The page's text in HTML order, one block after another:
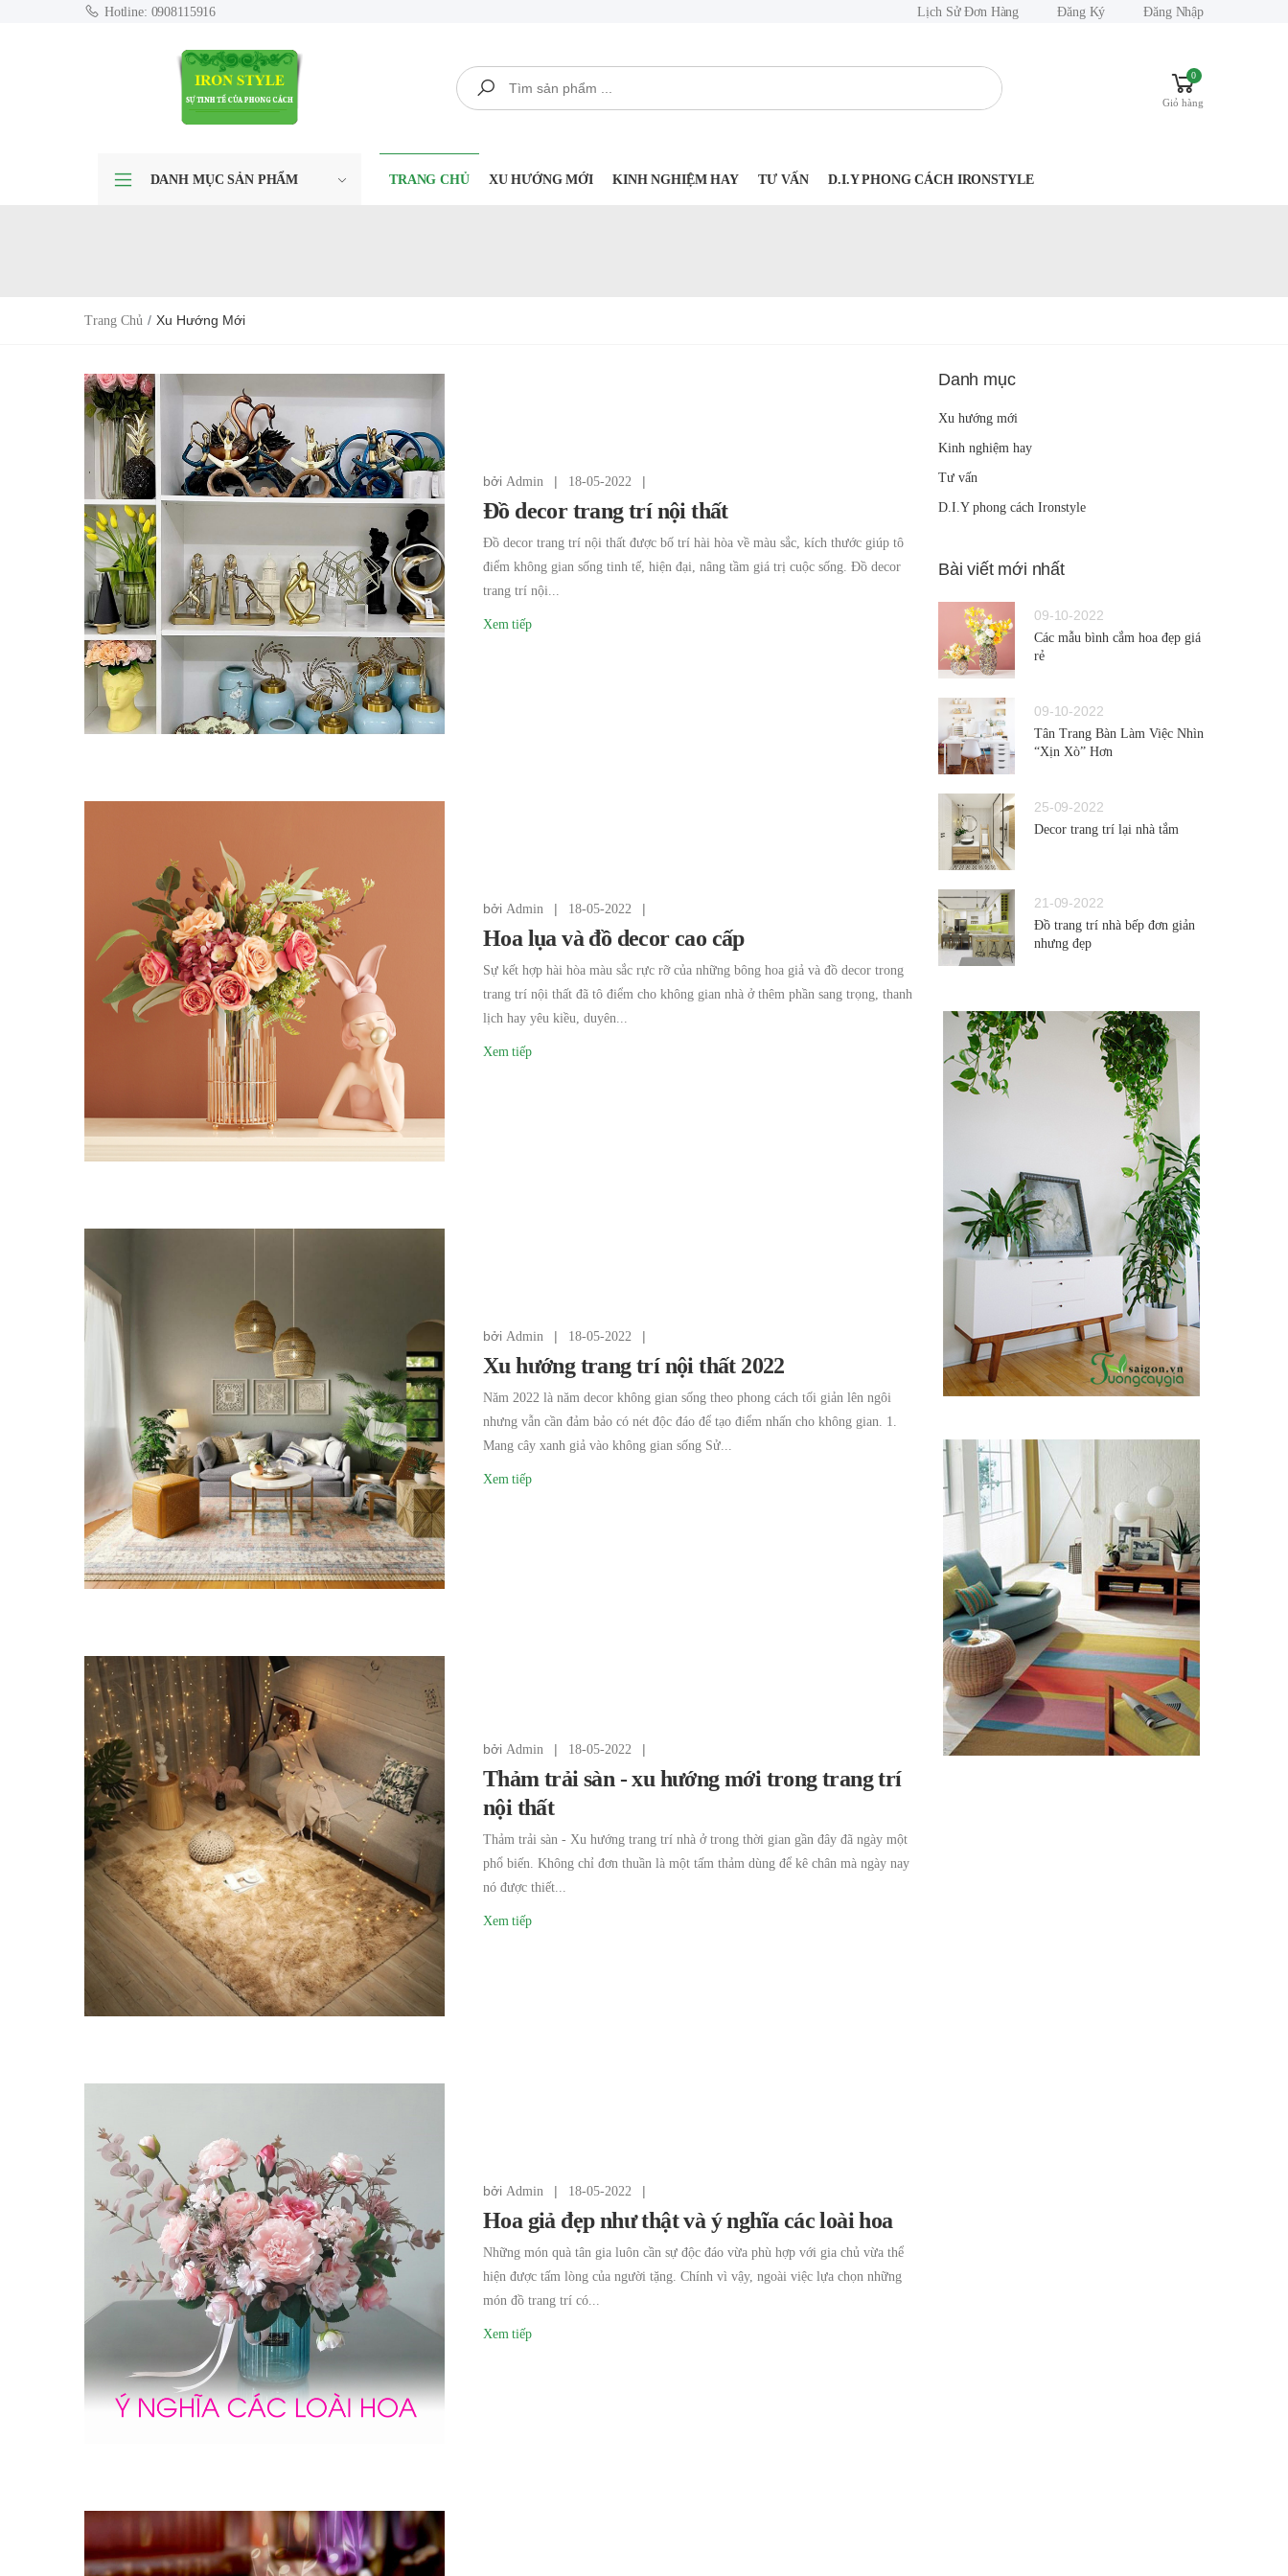
Hotline: 0908115916 Lịch Sử Đơn Hàng Đăng Ký Đăng Nhập
Tìm kiếm 0
Giỏ hàng
DANH MỤC SẢN PHẨM TRANG CHỦ XU HƯỚNG MỚI KINH NGHIỆM HAY TƯ VẤN D.I.Y PHONG CÁCH IRONSTYLE
Trang Chủ Xu Hướng Mới
bởi Admin | 18-05-2022 |
Đồ decor trang trí nội thất
Đồ decor trang trí nội thất được bố trí hài hòa về màu sắc, kích thước giúp tô
điểm không gian sống tinh tế, hiện đại, nâng tầm giá trị cuộc sống. Đồ decor
trang trí nội...
Xem tiếp
bởi Admin | 18-05-2022 |
Hoa lụa và đồ decor cao cấp
Sự kết hợp hài hòa màu sắc rực rỡ của những bông hoa giả và đồ decor trong
trang trí nội thất đã tô điểm cho không gian nhà ở thêm phần sang trọng, thanh
lịch hay yêu kiều, duyên...
Xem tiếp
bởi Admin | 18-05-2022 |
Xu hướng trang trí nội thất 2022
Năm 2022 là năm decor không gian sống theo phong cách tối giản lên ngôi
nhưng vẫn cần đảm bảo có nét độc đáo để tạo điểm nhấn cho không gian. 1.
Mang cây xanh giả vào không gian sống Sử...
Xem tiếp
bởi Admin | 18-05-2022 |
Thảm trải sàn - xu hướng mới trong trang trí
nội thất
Thảm trải sàn - Xu hướng trang trí nhà ở trong thời gian gần đây đã ngày một
phổ biến. Không chỉ đơn thuần là một tấm thảm dùng để kê chân mà ngày nay
nó được thiết...
Xem tiếp
bởi Admin | 18-05-2022 |
Hoa giả đẹp như thật và ý nghĩa các loài hoa
Những món quà tân gia luôn cần sự độc đáo vừa phù hợp với gia chủ vừa thể
hiện được tấm lòng của người tặng. Chính vì vậy, ngoài việc lựa chọn những
món đồ trang trí có...
Xem tiếp
Danh mục
Xu hướng mới
Kinh nghiệm hay
Tư vấn
D.I.Y phong cách Ironstyle
Bài viết mới nhất
09-10-2022
Các mẫu bình cắm hoa đẹp giá
rẻ
09-10-2022
Tân Trang Bàn Làm Việc Nhìn
“Xịn Xò” Hơn
25-09-2022
Decor trang trí lại nhà tắm
21-09-2022
Đồ trang trí nhà bếp đơn giản
nhưng đẹp